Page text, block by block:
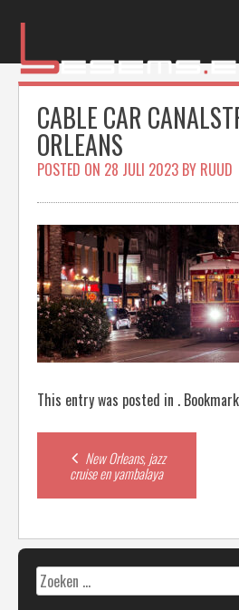
CABLE CAR
ORLEANS
POSTED ON 28 JULI 2023 BY RUUD
This entry was posted in .
Post
navigation
New Orleans, jazz
cruise en yambalaya
Zoeken
naar: